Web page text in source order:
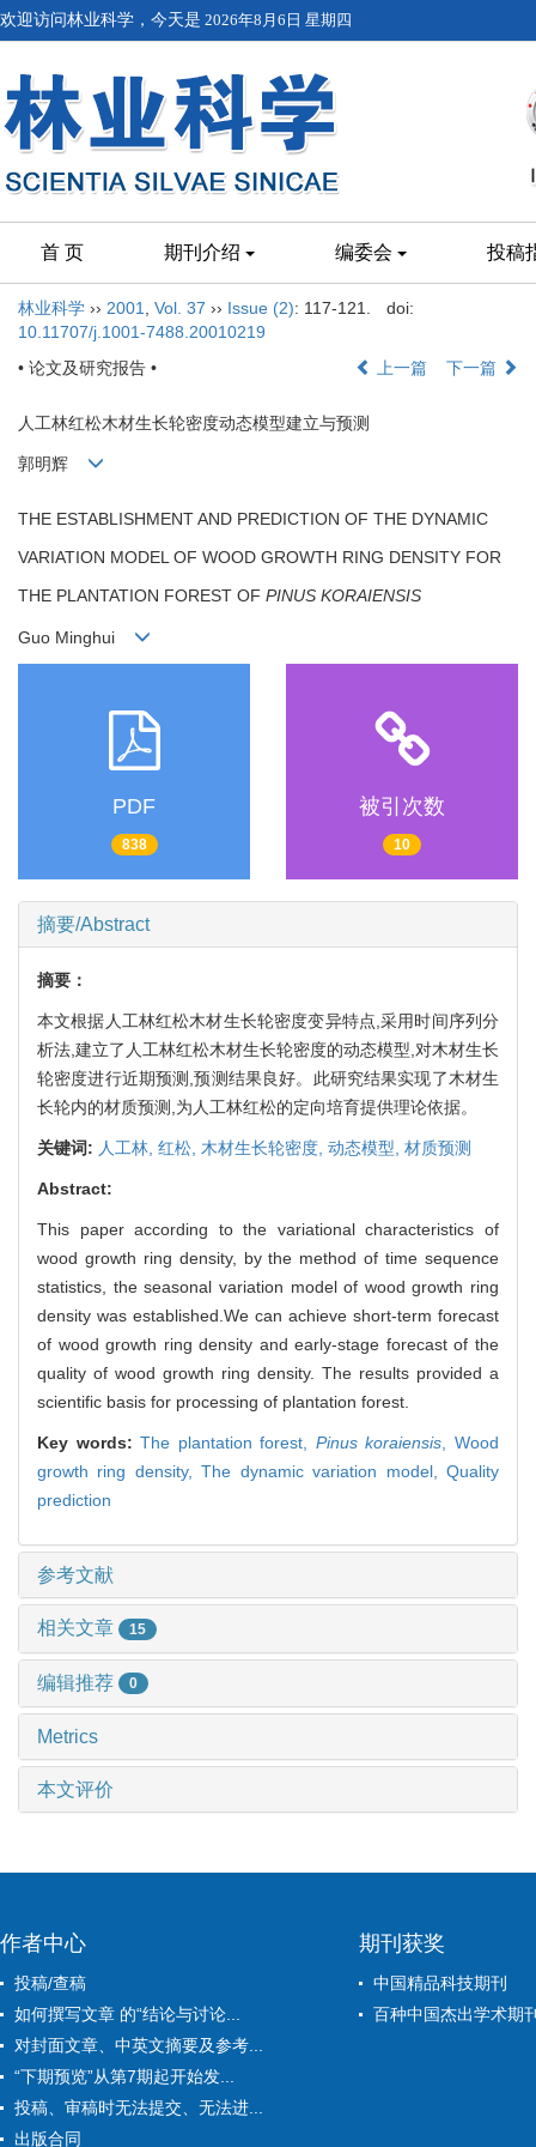
欢迎访问林业科学，今天是 2026年8月6日 星期四
首 页 期刊介绍 编委会 投稿
林业科学 ›› 2001 Vol. 37 ›› Issue (2): 117-121.
doi:
10.11707/j.1001-7488.20010219
• 论文及研究报告 •
上一篇 下一篇
人工林红松木材生长轮密度动态模型建立与预测
郭明辉
THE ESTABLISHMENT AND PREDICTION OF THE DYNAMIC
VARIATION MODEL OF WOOD GROWTH RING DENSITY FOR
THE PLANTATION FOREST OF PINUS KORAIENSIS
Guo Minghui
PDF
838
被引次数
10
摘要/Abstract
摘要：
本文根据人工林红松木材生长轮密度变异特点,采用时间序列分
析法,建立了人工林红松木材生长轮密度的动态模型,对木材生长
轮密度进行近期预测,预测结果良好。此研究结果实现了木材生
长轮内的材质预测,为人工林红松的定向培育提供理论依据。
关键词: 人工林, 红松, 木材生长轮密度, 动态模型, 材质预测
Abstract:
This paper according to the variational characteristics of
wood growth ring density, by the method of time sequence
statistics, the seasonal variation model of wood growth ring
density was established.We can achieve short-term forecast
of wood growth ring density and early-stage forecast of the
quality of wood growth ring density. The results provided a
scientific basis for processing of plantation forest.
Key words:The plantation forest, Pinus koraiensis ,Wood
growth ring density,The dynamic variation model,Quality
prediction
参考文献
相关文章 15
编辑推荐 0
Metrics
本文评价
作者中心
投稿/查稿
如何撰写文章 的“结论与讨论...
对封面文章、中英文摘要及参考...
“下期预览”从第7期起开始发...
投稿、审稿时无法提交、无法进...
出版合同
期刊获奖
中国精品科技期刊
百种中国杰出学术期